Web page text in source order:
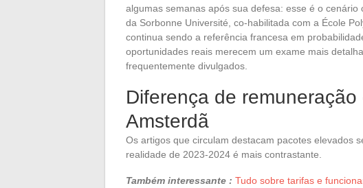
algumas semanas após sua defesa: esse é o
da Sorbonne Université, co-habilitada com a École
continua sendo a referência francesa em
oportunidades reais merecem um exame mais
frequentemente divulgados.
Diferença de
Amsterdã
Os artigos que circulam destacam pacotes elevados
realidade de 2023-2024 é mais contrastante.
Também interessante : Tudo sobre tarifas e